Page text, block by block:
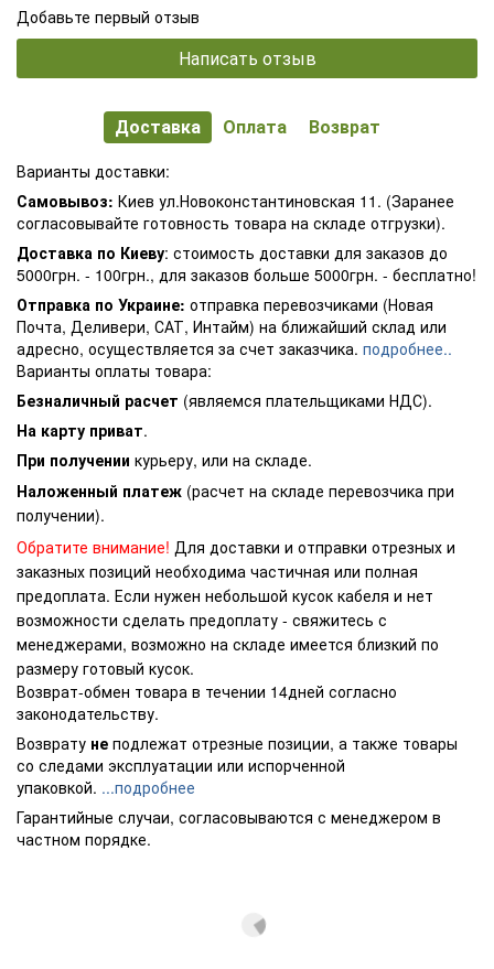
Добавьте первый отзыв
Написать отзыв
Доставка Оплата Возврат
Варианты доставки:
Самовывоз: Киев ул.Новоконстантиновская 11. (Заранее
согласовывайте готовность товара на складе отгрузки).
Доставка по Киеву: стоимость доставки для заказов до
5000грн. - 100грн., для заказов больше 5000грн. - бесплатно!
Отправка по Украине: отправка перевозчиками (Новая
Почта, Деливери, САТ, Интайм) на ближайший склад или
адресно, осуществляется за счет заказчика. подробнее..
Варианты оплаты товара:
Безналичный расчет (являемся плательщиками НДС).
На карту приват.
При получении курьеру, или на складе.
Наложенный платеж (расчет на складе перевозчика при
получении).
Обратите внимание! Для доставки и отправки отрезных и
заказных позиций необходима частичная или полная
предоплата. Если нужен небольшой кусок кабеля и нет
возможности сделать предоплату - свяжитесь с
менеджерами, возможно на складе имеется близкий по
размеру готовый кусок.
Возврат-обмен товара в течении 14дней согласно
законодательству.
Возврату не подлежат отрезные позиции, а также товары
со следами эксплуатации или испорченной
упаковкой. ...подробнее
Гарантийные случаи, согласовываются с менеджером в
частном порядке.